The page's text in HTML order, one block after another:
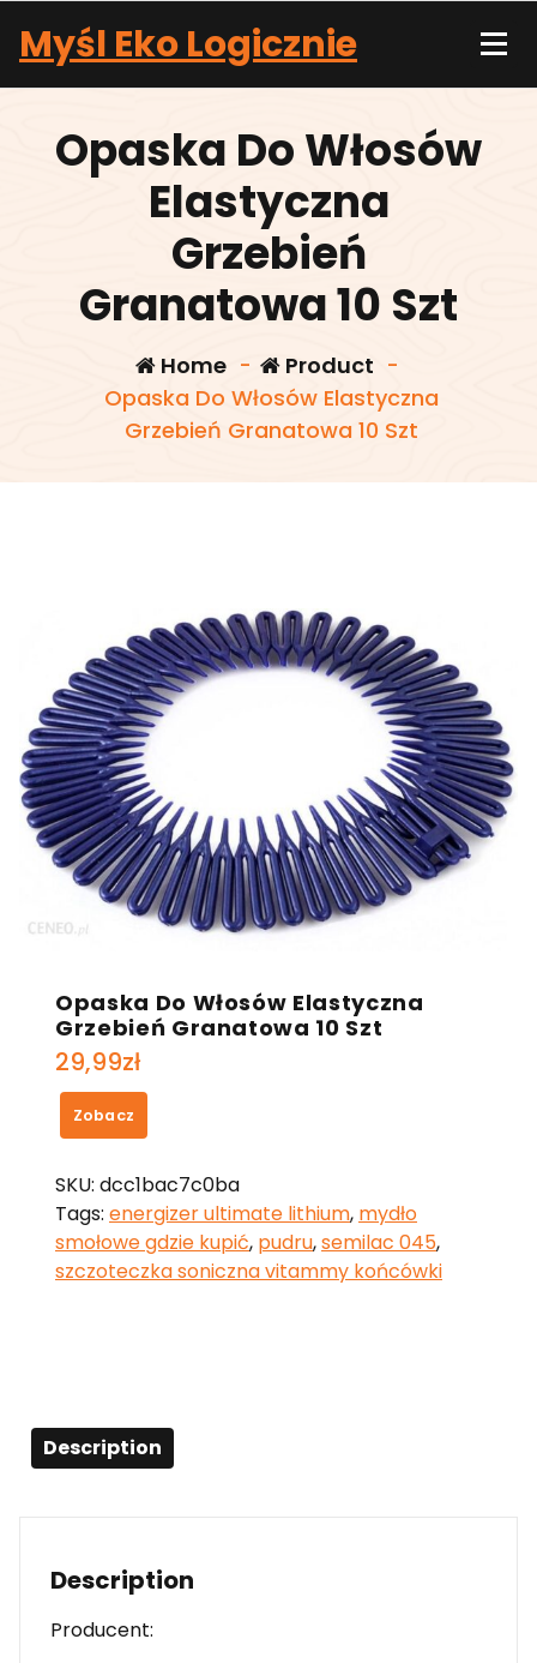
content
Myśl Eko Logicznie
Opaska Do Włosów
Elastyczna
Grzebień
Granatowa 10 Szt
Home- Product -
Opaska Do Włosów Elastyczna
Grzebień Granatowa 10 Szt
Opaska Do Włosów Elastyczna
Grzebień Granatowa 10 Szt
29,99zł
Zobacz
SKU: dcc1bac7c0ba
Tags: energizer ultimate lithium, mydło
smołowe gdzie kupić, pudru,semilac 045,
szczoteczka soniczna vitammy końcówki
Description
Description
Producent: